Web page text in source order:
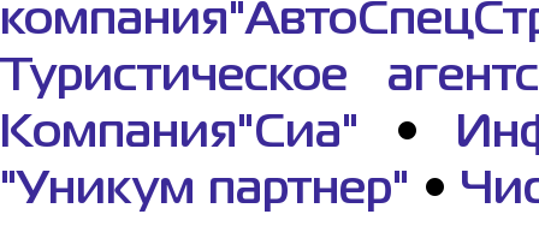
Туристическое
Компания"Сиа" •
"Уникум партнер" •